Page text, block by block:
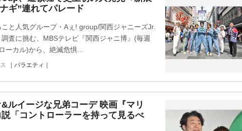
ギ”連れてパレード
と人気グループ・Aぇ! group/関西ジャニーズJr.
査に挑む、MBSテレビ『関西ジャニ博』(毎週
カル)から、絶滅危惧...
｜バラエティ｜
ルイージな兄弟コーデ 映画『マリ
「コントローラーを持って見るべ